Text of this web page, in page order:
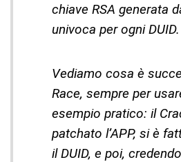
chiave RSA generata
univoca per ogni DUID.
Vediamo cosa è
Race, sempre per
esempio pratico: il
patchato l’APP, si è
il DUID, e poi,